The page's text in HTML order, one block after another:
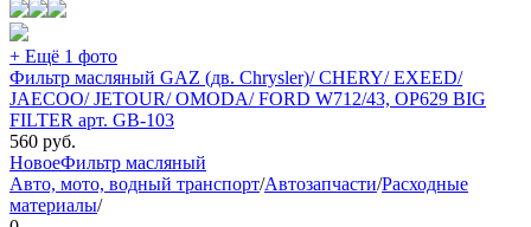
+ Ещё 1 фото
Фильтр масляный GAZ (дв. Chrysler)/ CHERY/ EXEED/
JAECOO/ JETOUR/ OMODA/ FORD W712/43, OP629 BIG
FILTER арт. GB-103
560 руб.
НовоеФильтр масляный
Авто, мото, водный транспорт/Автозапчасти/Расходные
материалы/